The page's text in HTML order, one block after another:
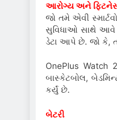
આરોગ્ય અને
જો તમે એવી
સુવિધાઓ સાથે આવે
ડેટા આપે છે. જો કે,
OnePlus Watch
બાસ્કેટબોલ,
કર્યું છે.
બેટરી